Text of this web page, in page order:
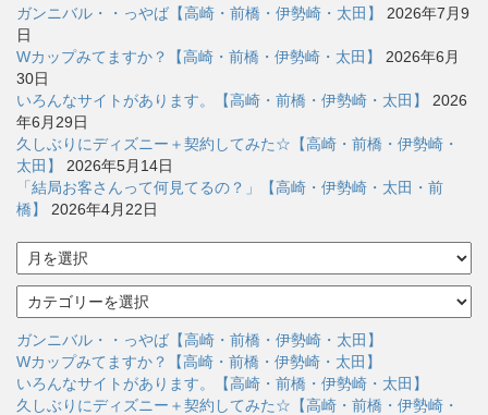
ガンニバル・・っやば【高崎・前橋・伊勢崎・太田】
2026年7月9
日
Wカップみてますか？【高崎・前橋・伊勢崎・太田】
2026年6月
30日
いろんなサイトがあります。【高崎・前橋・伊勢崎・太田】
2026
年6月29日
久しぶりにディズニー＋契約してみた☆【高崎・前橋・伊勢崎・
太田】
2026年5月14日
「結局お客さんって何見てるの？」【高崎・伊勢崎・太田・前
橋】
2026年4月22日
ー
イ
ブ
テ
ゴ
リ
ー
ガンニバル・・っやば【高崎・前橋・伊勢崎・太田】
Wカップみてますか？【高崎・前橋・伊勢崎・太田】
いろんなサイトがあります。【高崎・前橋・伊勢崎・太田】
久しぶりにディズニー＋契約してみた☆【高崎・前橋・伊勢崎・